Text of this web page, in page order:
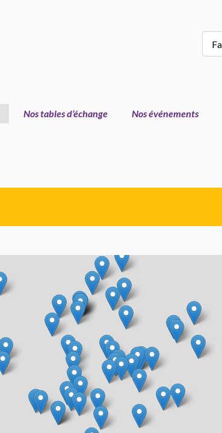
Nos tables d’échange Nos événements